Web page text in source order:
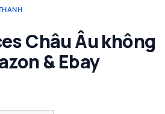
Châu Âu không
& Ebay